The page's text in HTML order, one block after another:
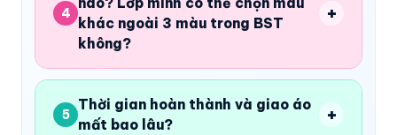
4
khác ngoài 3 màu trong BST
không?
+
5
Thời gian hoàn thành và giao áo
mất bao lâu?
+